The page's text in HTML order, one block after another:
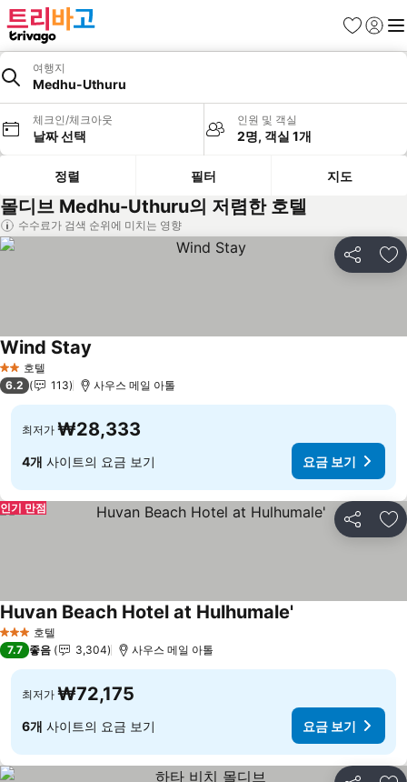
즐겨찾기
로그인
메
여행지
Medhu-Uthuru
체크인/체크아웃
날짜 선택
인원 및 객실
2명, 객실 1개
정렬 필터 지도
몰디브 Medhu-Uthuru의 저렴한 호텔
수수료가 검색 순위에 미치는 영향
공유 즐
2 성급호텔
Wind Stay
6.2 113 사우스 메일 아톨
최저가 ₩28,333
4개 사이트의 요금 보기 요금 보기
공유 즐
인기 만점
3 성급 호텔
Huvan Beach Hotel at Hulhumale'
7.7 좋음 3,304 사우스 메일 아톨
최저가 ₩72,175
6개 사이트의 요금 보기 요금 보기